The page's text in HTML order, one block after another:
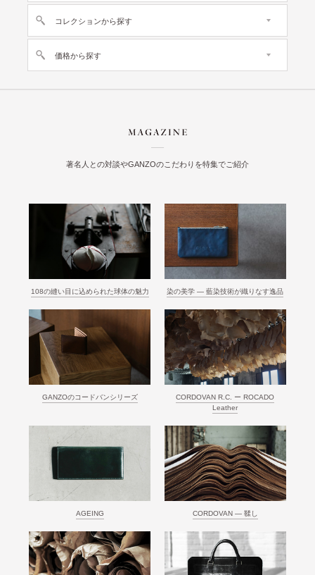
コレクションから探す
価格から探す
著名人との対談やGANZOのこだわりを特集でご紹介
108の縫い目に込められた球体の魅力 染の美学 ― 藍染技術が織りなす逸品
GANZOのコードバンシリーズ
CORDOVAN R.C. ー ROCADO
Leather
AGEING CORDOVAN ― 鞣し